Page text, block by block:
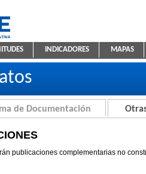
Educativa
INDICADORES MAPAS
de Documentación
publicaciones complementarias no